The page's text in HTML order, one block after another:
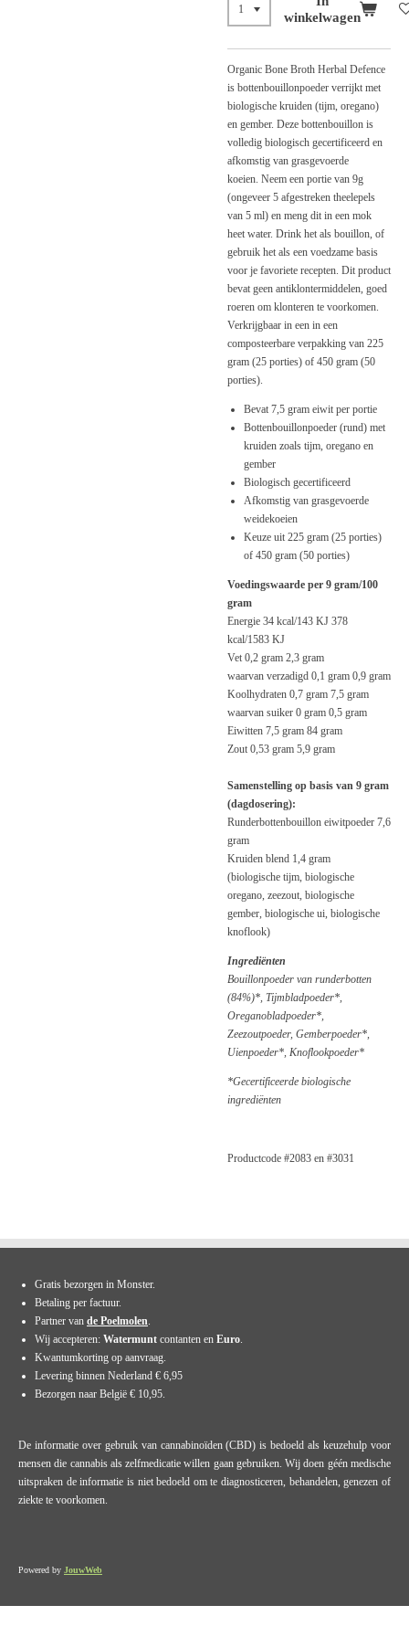
winkelwagen
Organic Bone Broth Herbal Defence
is bottenbouillonpoeder verrijkt met
biologische kruiden (tijm, oregano)
en gember. Deze bottenbouillon is
volledig biologisch gecertificeerd en
afkomstig van grasgevoerde
koeien. Neem een ​​portie van 9g
(ongeveer 5 afgestreken theelepels
van 5 ml) en meng dit in een mok
heet water. Drink het als bouillon, of
gebruik het als een voedzame basis
voor je favoriete recepten. Dit product
bevat geen antiklontermiddelen, goed
roeren om klonteren te voorkomen.
Verkrijgbaar in een in een
composteerbare verpakking van 225
gram (25 porties) of 450 gram (50
porties).
Bevat 7,5 gram eiwit per portie
Bottenbouillonpoeder (rund) met
kruiden zoals tijm, oregano en
gember
Biologisch gecertificeerd
Afkomstig van grasgevoerde
weidekoeien
Keuze uit 225 gram (25 porties)
of 450 gram (50 porties)
Voedingswaarde per 9 gram/100
gram
Energie 34 kcal/143 KJ 378
kcal/1583 KJ
Vet 0,2 gram 2,3 gram
waarvan verzadigd 0,1 gram 0,9 gram
Koolhydraten 0,7 gram 7,5 gram
waarvan suiker 0 gram 0,5 gram
Eiwitten 7,5 gram 84 gram
Zout 0,53 gram 5,9 gram
Samenstelling op basis van 9 gram
(dagdosering):
Runderbottenbouillon eiwitpoeder 7,6
gram
Kruiden blend 1,4 gram
(biologische tijm, biologische
oregano, zeezout, biologische
gember, biologische ui, biologische
knoflook)
Ingrediënten
Bouillonpoeder van runderbotten
(84%)*, Tijmbladpoeder*,
Oreganobladpoeder*,
Zeezoutpoeder, Gemberpoeder*,
Uienpoeder*, Knoflookpoeder*
*Gecertificeerde biologische
ingrediënten
Productcode #2083 en #3031
Gratis bezorgen in Monster.
Betaling per factuur.
Partner van de Poelmolen.
Wij accepteren: Watermunt contanten en Euro.
Kwantumkorting op aanvraag.
Levering binnen Nederland € 6,95
Bezorgen naar België € 10,95.
De informatie over gebruik van cannabinoïden (CBD) is bedoeld als keuzehulp voor
mensen die cannabis als zelfmedicatie willen gaan gebruiken. Wij doen géén medische
uitspraken de informatie is niet bedoeld om te diagnosticeren, behandelen, genezen of
ziekte te voorkomen.
Powered by JouwWeb